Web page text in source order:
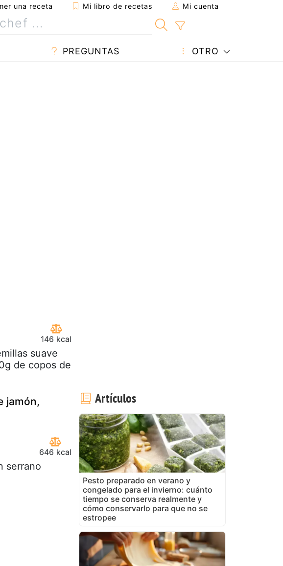
una receta Mi libro de recetas Mi cuenta
PREGUNTAS OTRO
146 kcal
suave
de copos de
jamón,
646 kcal
serrano
Artículos
Pesto preparado en verano y
congelado para el invierno: cuánto
tiempo se conserva realmente y
cómo conservarlo para que no se
estropee